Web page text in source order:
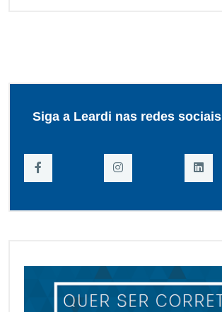
Siga a Leardi nas redes sociais